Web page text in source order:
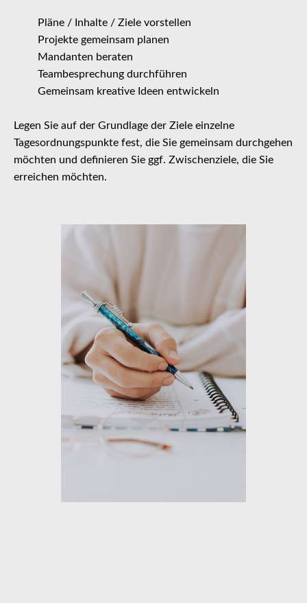
Pläne / Inhalte / Ziele vorstellen
Projekte gemeinsam planen
Mandanten beraten
Teambesprechung durchführen
Gemeinsam kreative Ideen entwickeln
Legen Sie auf der Grundlage der Ziele einzelne
Tagesordnungspunkte fest, die Sie gemeinsam durchgehen
möchten und definieren Sie ggf. Zwischenziele, die Sie
erreichen möchten.